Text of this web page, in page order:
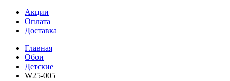
Акции
Оплата
Доставка
Главная
Обои
Детские
W25-005